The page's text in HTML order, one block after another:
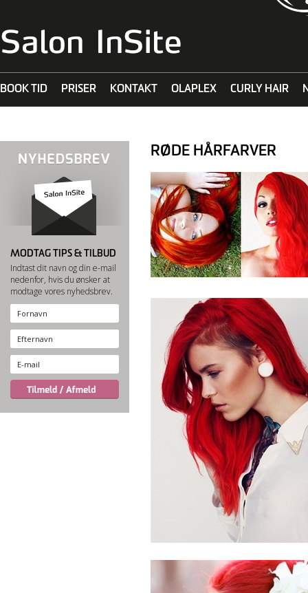
BOOK TID PRISER KONTAKT OLAPLEX CURLY HAIR
MODTAG TIPS & TILBUD
Indtast dit navn og din e-mail
nedenfor, hvis du ønsker at
modtage vores nyhedsbrev.
RØDE HÅRFARVER